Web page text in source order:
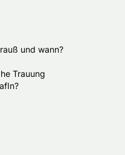
und wann?
Trauung